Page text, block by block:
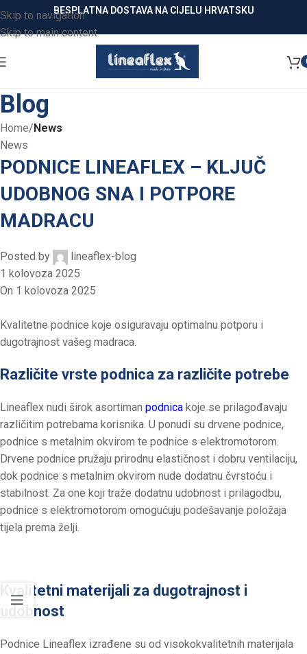
Skip to navigation
Skip to main content
BESPLATNA DOSTAVA NA CIJELU HRVATSKU
Blog
Home/News
News
PODNICE LINEAFLEX – KLJUČ
UDOBNOG SNA I POTPORE
MADRACU
Posted by
lineaflex-blog
1 kolovoza 2025
On 1 kolovoza 2025
Kvalitetne podnice koje osiguravaju optimalnu potporu i
dugotrajnost vašeg madraca.​
Različite vrste podnica za različite potrebe
Lineaflex nudi širok asortiman podnica koje se prilagođavaju
različitim potrebama korisnika. U ponudi su drvene podnice,
podnice s metalnim okvirom te podnice s elektromotorom.
Drvene podnice pružaju prirodnu elastičnost i dobru ventilaciju,
dok podnice s metalnim okvirom nude dodatnu čvrstoću i
stabilnost. Za one koji traže dodatnu udobnost i prilagodbu,
podnice s elektromotorom omogućuju podešavanje položaja
tijela prema želji.​
Kvalitetni materijali za dugotrajnost i
udobnost
Podnice Lineaflex izrađene su od visokokvalitetnih materijala